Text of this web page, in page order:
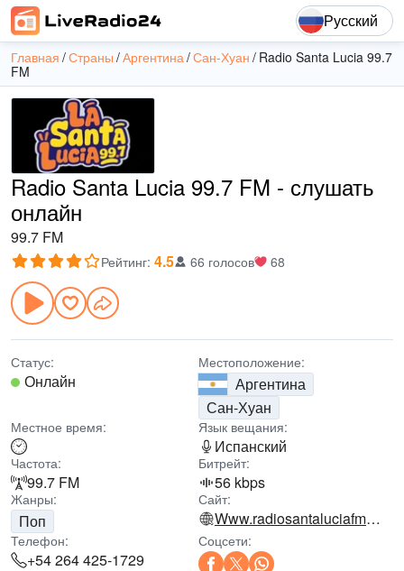
Русский
Главная Страны Аргентина Сан-Хуан Radio Santa Lucia 99.7
FM
Radio Santa Lucia 99.7 FM - слушать
онлайн
99.7 FM
Рейтинг: 4.5 66 голосов 68
Статус:
Онлайн
Местоположение:
Аргентина
Сан-Хуан
Местное время: Язык вещания:
Испанский
Частота:
99.7 FM
Битрейт:
56 kbps
Жанры:
Поп
Сайт:
Www.radiosantaluciafm.com
Телефон:
+54 264 425-1729
Соцсети: